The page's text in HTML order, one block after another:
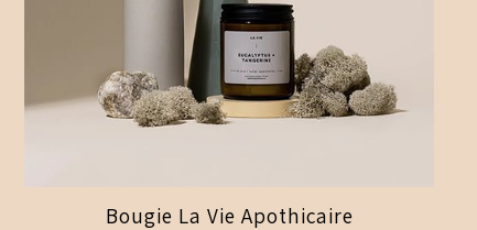
Bougie La Vie Apothicaire